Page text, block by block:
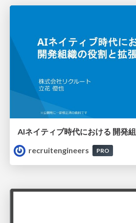
recruitengineers
PRO